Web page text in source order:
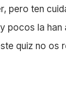
pero ten
pocos la
quiz no os